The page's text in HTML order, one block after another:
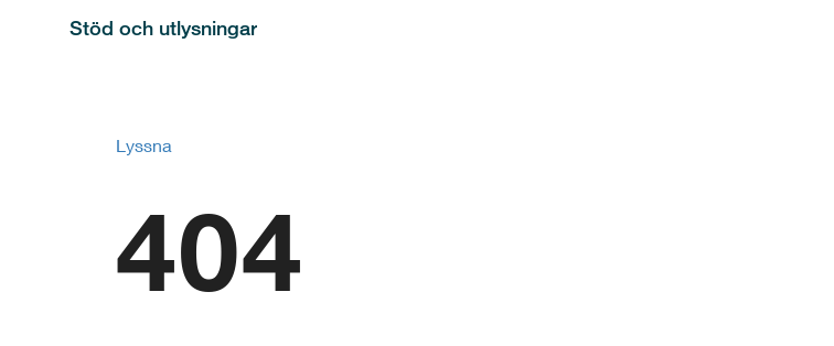
Stöd och utlysningar
Lyssna
404